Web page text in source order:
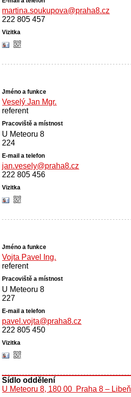
martina.soukupova@praha8.cz
222 805 457
Veselý Jan Mgr.
referent
U Meteoru 8
224
jan.vesely@praha8.cz
222 805 456
Vojta Pavel Ing.
referent
U Meteoru 8
227
pavel.vojta@praha8.cz
222 805 450
Sídlo oddělení
U Meteoru 8, 180 00 Praha 8 – Libeň